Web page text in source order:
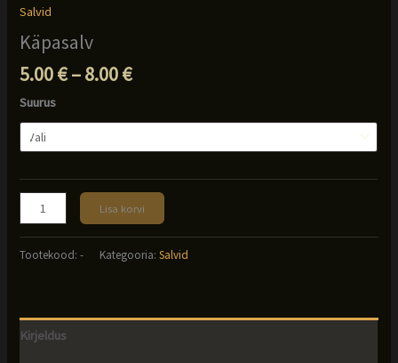
Salvid
Käpasalv
5.00€–8.00€Hinnavahemik:
kuni
Suurus
Käpasalv
kogus
Lisa korvi
Tootekood:- Kategooria:Salvid
Kirjeldus